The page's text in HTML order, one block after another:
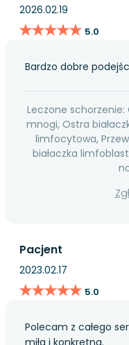
2026.02.19
★★★★★
★★★★★ 5.0
Bardzo dobre
Leczone schorzenie:
mnogi, Ostra
limfocytowa,
białaczka
Pacjent
2023.02.17
★★★★★
★★★★★ 5.0
Polecam z całego
miła i konkretna.